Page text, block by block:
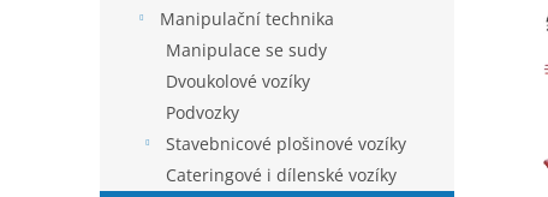
Manipulační technika
Manipulace se sudy
Dvoukolové vozíky
Podvozky
Stavebnicové plošinové vozíky
Cateringové i dílenské vozíky